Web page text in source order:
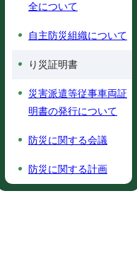
全について
自主防災組織について
り災証明書
災害派遣等従事車両証
明書の発行について
防災に関する会議
防災に関する計画